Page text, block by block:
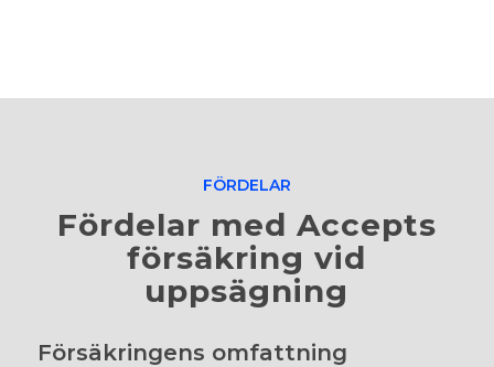
FÖRDELAR
Fördelar med Accepts
försäkring vid
uppsägning
Försäkringens omfattning